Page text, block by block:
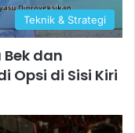
Teknik & Strategi
dan
Opsi di Sisi Kiri